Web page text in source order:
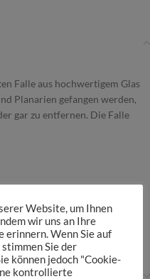
Falle aus hochwertigem Glas
Planarien gefangen werden,
gar zu entfernen. Die Falle
Muschelkrebsen
Website, um Ihnen
wir uns an Ihre
erinnern. Wenn Sie auf
Sie der
können jedoch "Cookie-
kontrollierte